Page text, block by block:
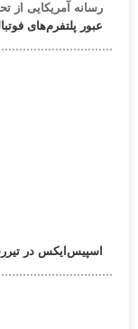
رسانه آمریکایی از
عبور پلتفرم‌های
اسپیس‌ایکس در